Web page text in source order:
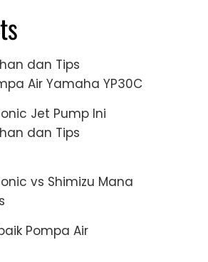
dan Tips
Air Yamaha YP30C
Jet Pump Ini
dan Tips
vs Shimizu Mana
Pompa Air